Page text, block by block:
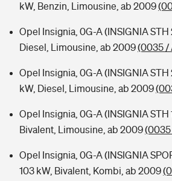
kW, Benzin, Limousine, ab 2009
Opel Insignia, 0G-A (INSIGNIA STH
Diesel, Limousine, ab 2009(0035 /
Opel Insignia, 0G-A (INSIGNIA STH
kW, Diesel, Limousine, ab 2009
Opel Insignia, 0G-A (INSIGNIA STH
Bivalent, Limousine, ab 2009
Opel Insignia, 0G-A (INSIGNIA
103 kW, Bivalent, Kombi, ab 2009